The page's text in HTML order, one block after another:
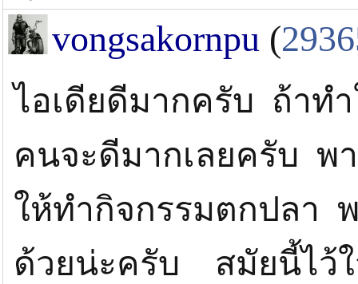
vongsakornpu (
ไอเดียดีมากครับ ถ้าท
คนจะดีมากเลยครับ พ
ให้ทำกิจกรรมตกปลา
ด้วยน่ะครับ สมัยนี้ไว้